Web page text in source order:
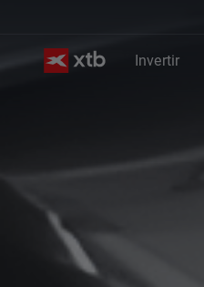
Invertir